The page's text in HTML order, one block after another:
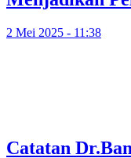
2 Mei 2025 - 11:38
Catatan